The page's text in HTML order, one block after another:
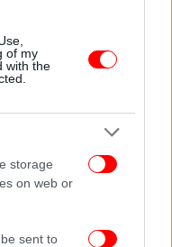
of my
with the
storage
on web or
sent to
αρνητικά